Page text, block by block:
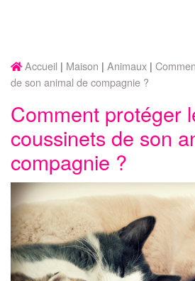
Accueil Maison Animaux
de son animal de compagnie ?
Comment protéger
coussinets de son
compagnie ?